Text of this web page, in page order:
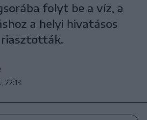
folyt be a víz, a
a helyi hivatásos
22:13